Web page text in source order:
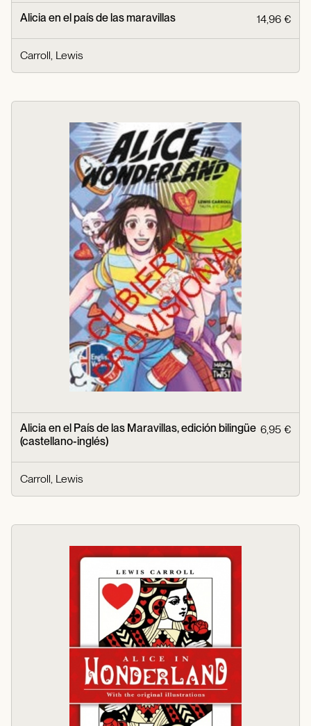
Alicia en el país de las maravillas 14,96 €
Carroll, Lewis
Alicia en el País de las Maravillas, edición bilingüe
(castellano-inglés)
6,95 €
Carroll, Lewis